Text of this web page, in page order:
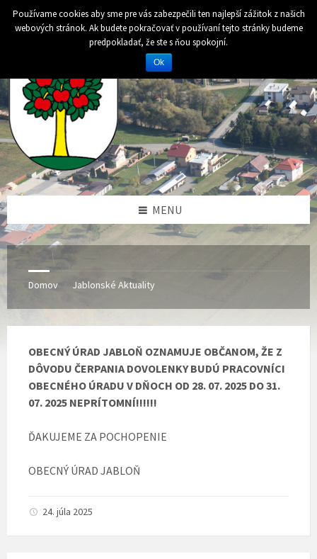
Preskočiť
obsah
Preskočiť
ľavý
Preskočiť
pätičku
MENU
Domov Jablonské Aktuality
OBECNÝ ÚRAD JABLOŇ OZNAMUJE OBČANOM, ŽE Z
DÔVODU ČERPANIA DOVOLENKY BUDÚ PRACOVNÍCI
OBECNÉHO ÚRADU V DŇOCH OD 28. 07. 2025 DO 31.
07. 2025 NEPRÍTOMNÍ!!!!!!
ĎAKUJEME ZA POCHOPENIE
OBECNÝ ÚRAD JABLOŇ
24. júla 2025
Používame cookies aby sme pre vás zabezpečili ten najlepší zážitok z našich
webových stránok. Ak budete pokračovať v používaní tejto stránky budeme
predpokladať, že ste s ňou spokojní.
Ok